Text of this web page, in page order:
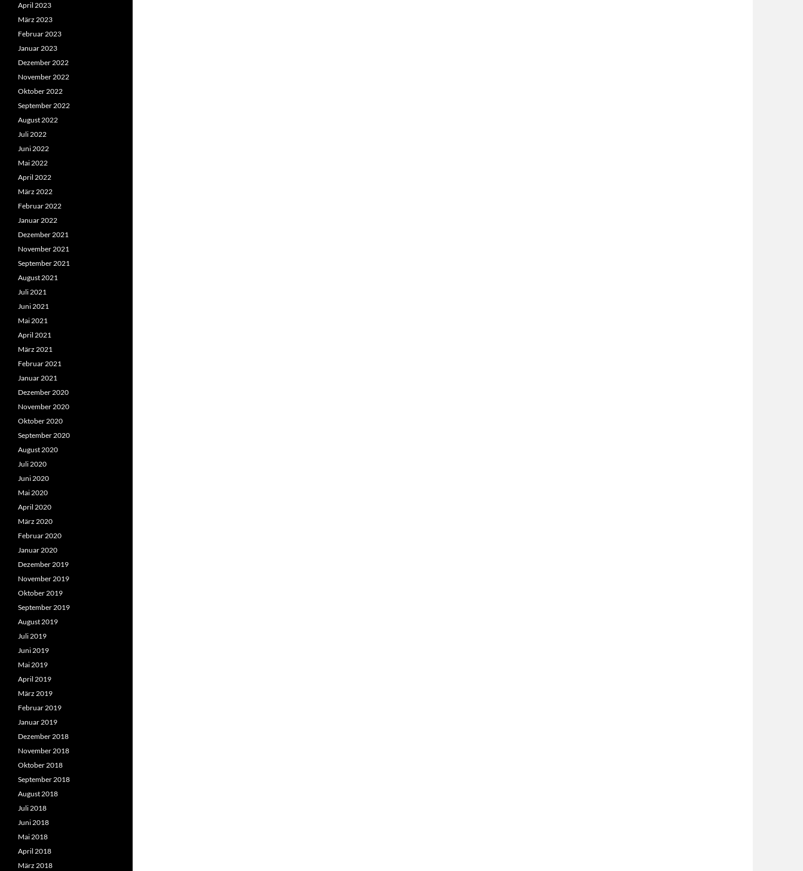
April 2023
März 2023
Februar 2023
Januar 2023
Dezember 2022
November 2022
Oktober 2022
September 2022
August 2022
Juli 2022
Juni 2022
Mai 2022
April 2022
März 2022
Februar 2022
Januar 2022
Dezember 2021
November 2021
September 2021
August 2021
Juli 2021
Juni 2021
Mai 2021
April 2021
März 2021
Februar 2021
Januar 2021
Dezember 2020
November 2020
Oktober 2020
September 2020
August 2020
Juli 2020
Juni 2020
Mai 2020
April 2020
März 2020
Februar 2020
Januar 2020
Dezember 2019
November 2019
Oktober 2019
September 2019
August 2019
Juli 2019
Juni 2019
Mai 2019
April 2019
März 2019
Februar 2019
Januar 2019
Dezember 2018
November 2018
Oktober 2018
September 2018
August 2018
Juli 2018
Juni 2018
Mai 2018
April 2018
März 2018